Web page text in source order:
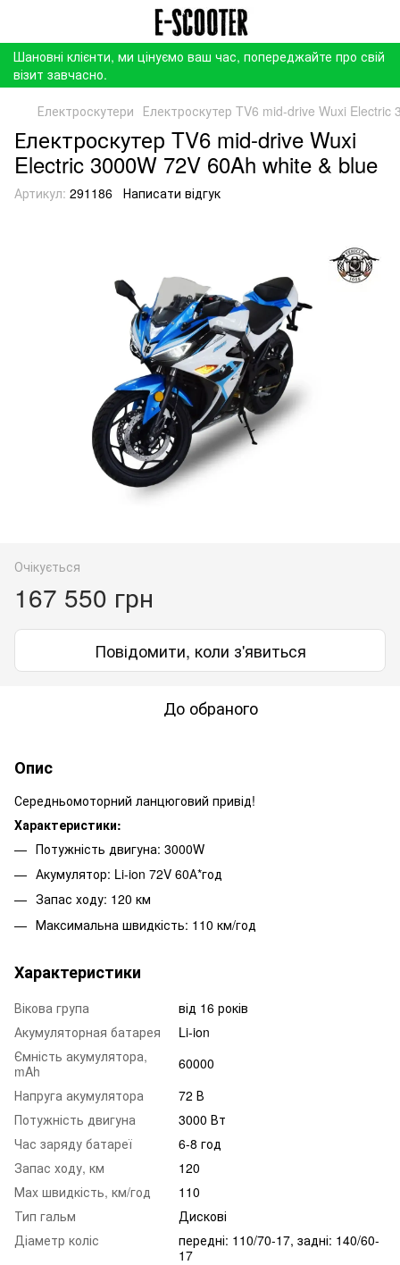
Шановні клієнти, ми цінуємо ваш час, попереджайте про свій
візит завчасно.
Електроскутери Електроскутер TV6 mid-drive Wuxi Electric
Електроскутер TV6 mid-drive Wuxi
Electric 3000W 72V 60Ah white & blue
Артикул: 291186 Написати відгук
Очікується
167 550 грн
Повідомити, коли з'явиться
До обраного
Опис
Середньомоторний ланцюговий привід!
Характеристики:
Потужність двигуна: 3000W
Акумулятор: Li-ion 72V 60А*год
Запас ходу: 120 км
Максимальна швидкість: 110 км/год
Характеристики
Вікова група
від 16 років
Акумуляторная батарея
Li-ion
Ємність акумулятора,
mAh
60000
Напруга акумулятора
72 В
Потужність двигуна
3000 Вт
Час заряду батареї
6-8 год
Запас ходу, км
120
Маx швидкість, км/год
110
Тип гальм
Дискові
Діаметр коліс
передні: 110/70-17, задні: 140/60-
17